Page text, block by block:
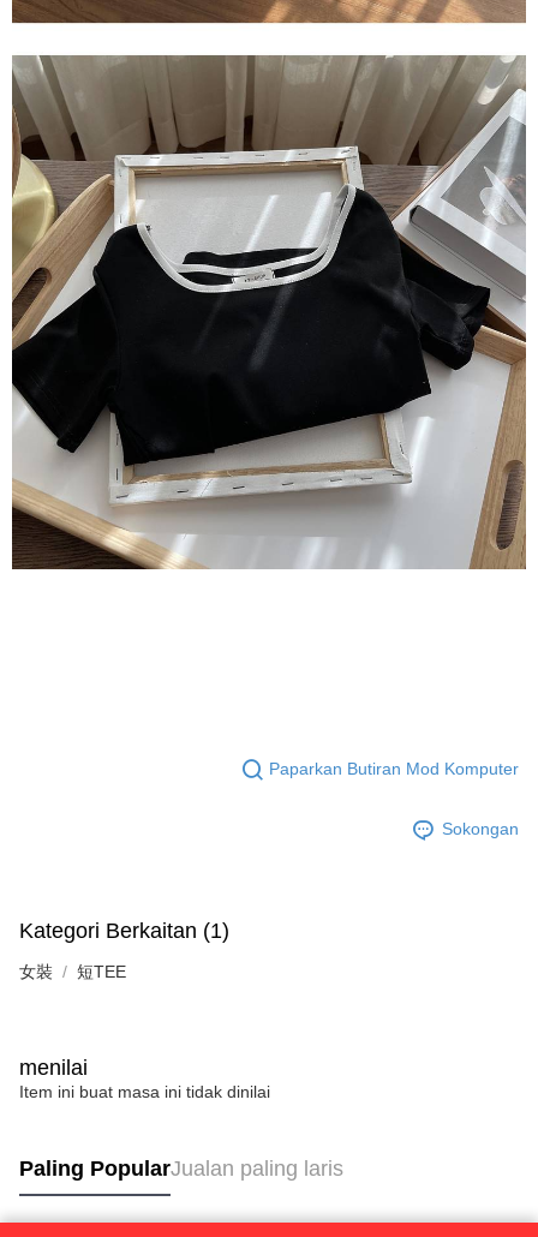
Paparkan Butiran Mod Komputer
Sokongan
Kategori Berkaitan (1)
女裝 短TEE
menilai
Item ini buat masa ini tidak dinilai
Paling PopularJualan paling laris